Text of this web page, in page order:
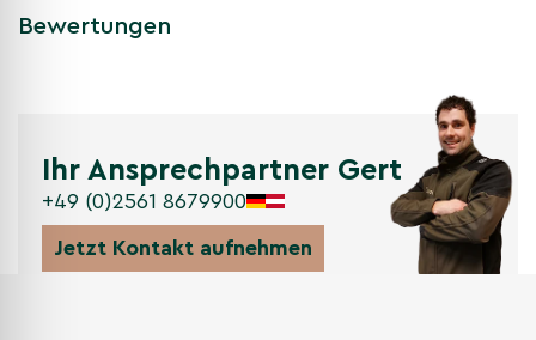
Bewertungen
Ihr Ansprechpartner Gert
+49 (0)2561 8679900
Jetzt Kontakt aufnehmen